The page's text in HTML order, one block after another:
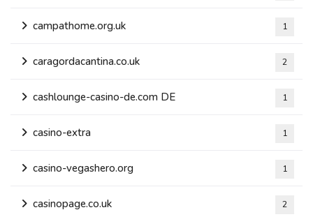
campathome.org.uk 1
caragordacantina.co.uk 2
cashlounge-casino-de.com DE 1
casino-extra 1
casino-vegashero.org 1
casinopage.co.uk 2